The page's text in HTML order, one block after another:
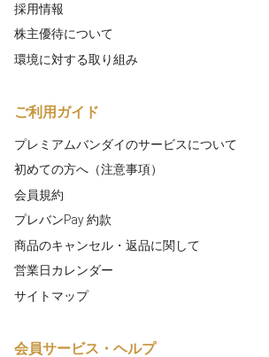
採用情報
株主優待について
環境に対する取り組み
ご利用ガイド
プレミアムバンダイのサービスについて
初めての方へ（注意事項）
会員規約
プレバンPay 約款
商品のキャンセル・返品に関して
営業日カレンダー
サイトマップ
会員サービス・ヘルプ